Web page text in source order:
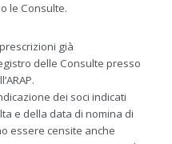
le Consulte.
già
delle Consulte presso
dei soci indicati
e della data di nomina di
essere censite anche